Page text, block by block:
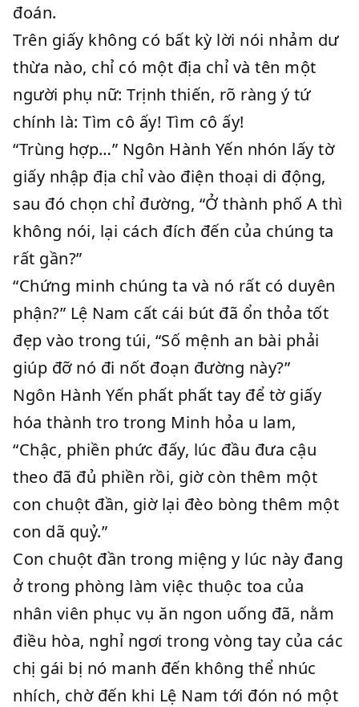
đoán.
Trên giấy không có bất kỳ lời nói nhảm dư
thừa nào, chỉ có một địa chỉ và tên một
người phụ nữ: Trịnh thiến, rõ ràng ý tứ
chính là: Tìm cô ấy! Tìm cô ấy!
“Trùng hợp…” Ngôn Hành Yến nhón lấy tờ
giấy nhập địa chỉ vào điện thoại di động,
sau đó chọn chỉ đường, “Ở thành phố A thì
không nói, lại cách đích đến của chúng ta
rất gần?”
“Chứng minh chúng ta và nó rất có duyên
phận?” Lệ Nam cất cái bút đã ổn thỏa tốt
đẹp vào trong túi, “Số mệnh an bài phải
giúp đỡ nó đi nốt đoạn đường này?”
Ngôn Hành Yến phất phất tay để tờ giấy
hóa thành tro trong Minh hỏa u lam,
“Chậc, phiền phức đấy, lúc đầu đưa cậu
theo đã đủ phiền rồi, giờ còn thêm một
con chuột đần, giờ lại đèo bòng thêm một
con dã quỷ.”
Con chuột đần trong miệng y lúc này đang
ở trong phòng làm việc thuộc toa của
nhân viên phục vụ ăn ngon uống đã, nằm
điều hòa, nghỉ ngơi trong vòng tay của các
chị gái bị nó manh đến không thể nhúc
nhích, chờ đến khi Lệ Nam tới đón nó một